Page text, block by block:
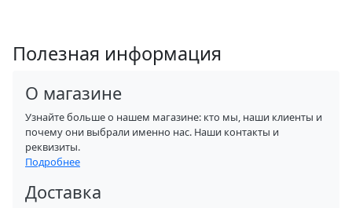
Полезная информация
О магазине
Узнайте больше о нашем магазине: кто мы, наши клиенты и
почему они выбрали именно нас. Наши контакты и
реквизиты.
Подробнее
Доставка